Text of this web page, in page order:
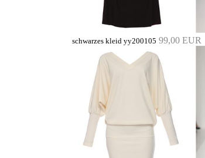
schwarzes kleid yy200105 99,00 EUR